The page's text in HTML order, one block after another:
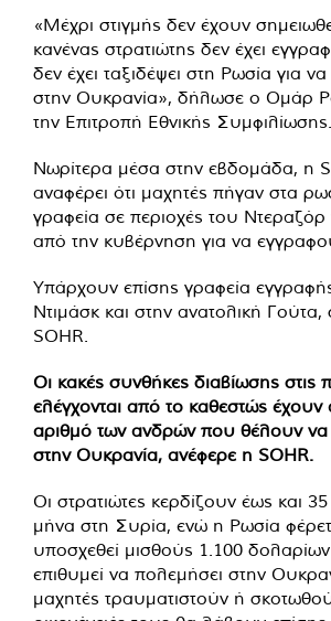
«Μέχρι στιγμής δεν έχουν
κανένας στρατιώτης δεν έχει
δεν έχει ταξιδέψει στη Ρωσία για
στην Ουκρανία», δήλωσε ο Ομάρ
την Επιτροπή Εθνικής Συμφιλίωσης.
Νωρίτερα μέσα στην εβδομάδα, η
αναφέρει ότι μαχητές πήγαν στα
γραφεία σε περιοχές του Ντεραζόρ
από την κυβέρνηση για να
Υπάρχουν επίσης γραφεία
Ντιμάσκ και στην ανατολική
SOHR.
Οι κακές συνθήκες διαβίωσης στις
ελέγχονται από το καθεστώς έχουν
αριθμό των ανδρών που θέλουν
στην Ουκρανία, ανέφερε η SOHR.
Οι στρατιώτες κερδίζουν έως και
μήνα στη Συρία, ενώ η Ρωσία
υποσχεθεί μισθούς 1.100
επιθυμεί να πολεμήσει στην
μαχητές τραυματιστούν ή